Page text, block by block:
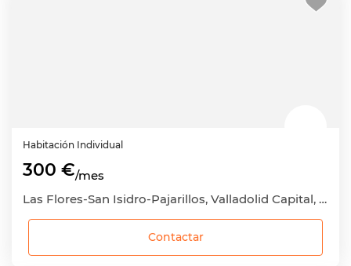
Habitación Individual
300 €/mes
Las Flores-San Isidro-Pajarillos, Valladolid Capital, Valladolid
Contactar